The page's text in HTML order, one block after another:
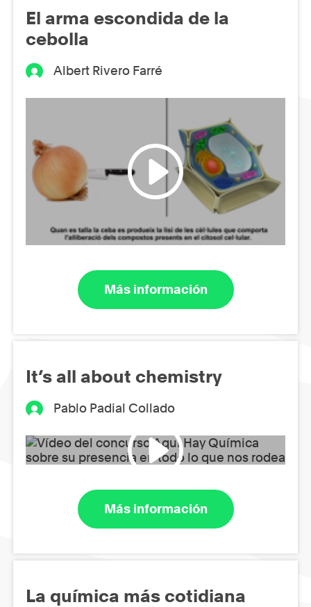
El arma escondida de la
cebolla
Albert Rivero Farré
Más información
It’s all about chemistry
Pablo Padial Collado
Más información
La química más cotidiana